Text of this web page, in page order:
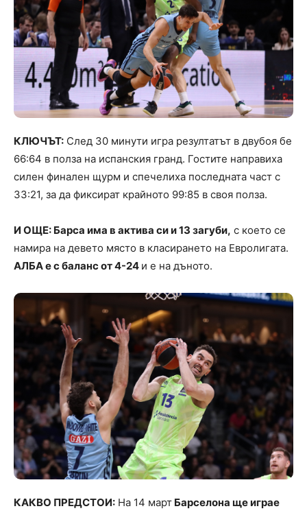
КЛЮЧЪТ: След 30 минути игра резултатът в двубоя бе
66:64 в полза на испанския гранд. Гостите направиха
силен финален щурм и спечелиха последната част с
33:21, за да фиксират крайното 99:85 в своя полза.
И ОЩЕ: Барса има в актива си и 13 загуби, с което се
намира на девето място в класирането на Евролигата.
АЛБА е с баланс от 4-24 и е на дъното.
КАКВО ПРЕДСТОИ: На 14 март Барселона ще играе